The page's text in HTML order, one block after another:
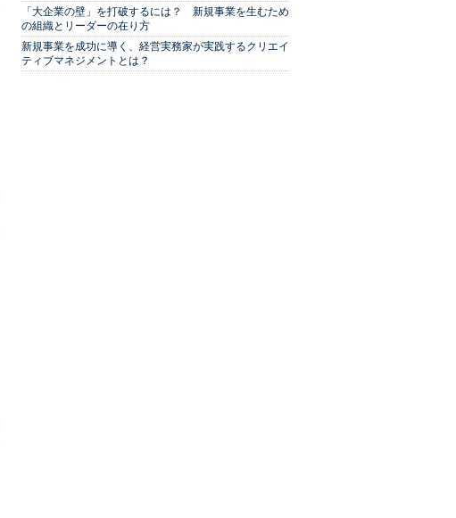
「大企業の壁」を打破するには？ 新規事業を生むため
の組織とリーダーの在り方
新規事業を成功に導く、経営実務家が実践するクリエイ
ティブマネジメントとは？